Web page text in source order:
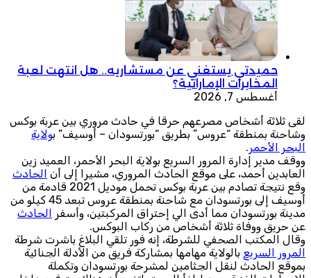
حميدتي يستغني عن مستشاريه.. هل انتهت لعبة
المخابرات الإماراتية؟
أغسطس 7, 2026
لقى ثلاثة أشخاص مصرعهم حرقا في حادث مروري بين عربة بوكس
وشاحنة بمنطقة “عروس” بطريق “بورتسودان – أوسيف” بولاية
البحر الأحمر .
ووقف مدير إدارة المرور السريع بولاية البحر الأحمر، العميد زين
العابدين أحمد، على موقع الحادث المروري، مشيرا إلى أن الحادث
وقع نتيجة تصادم بين عربة بوكس تحمل موديل 2021 قادمة من
أوسيف إلى بورتسودان مع شاحنة بمنطقة عروس تبعد 45 كيلو من
مدينة بورتسودان مما أدى الي إحتراق المركبتين، وأسفر
الحادث
عن حريق ووفاة ثلاثة أشخاص من ركاب البوكس.
وقال المكتب الصحفي للشرطة، إنه فور تلقي البلاغ باشرت شرطة
المرور السريع بالولاية مهامها بمشاركة فريق من الأدلة الجنائية
بموقع الحادث لنقل الجثامين لمشرحة بورتسودان وتكملة